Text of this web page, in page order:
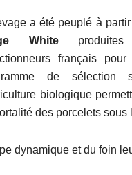
a été peuplé à
White
français
de sélection
biologique
des porcelets sous
dynamique et du foin